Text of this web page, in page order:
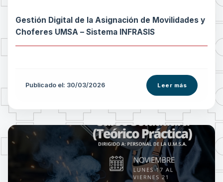
Gestión Digital de la Asignación de Movilidades y
Choferes UMSA – Sistema INFRASIS
Publicado el: 30/03/2026 Leer más